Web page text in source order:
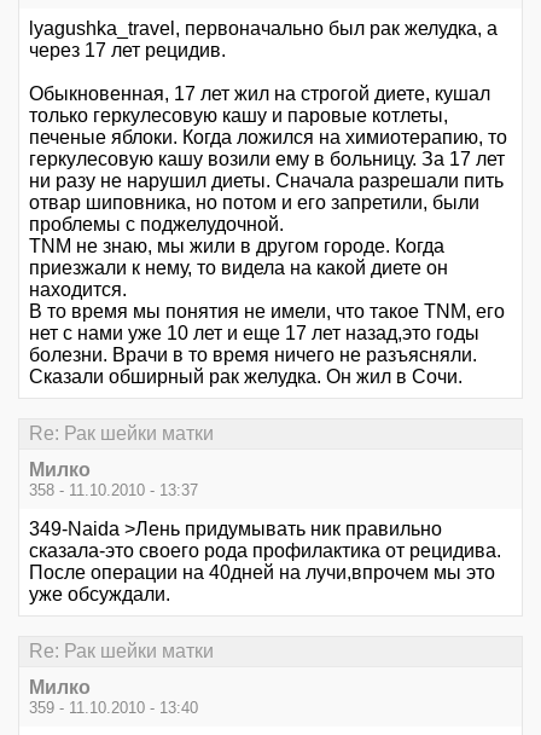
lyagushka_travel, первоначально был рак желудка, а
через 17 лет рецидив.
Обыкновенная, 17 лет жил на строгой диете, кушал
только геркулесовую кашу и паровые котлеты,
печеные яблоки. Когда ложился на химиотерапию, то
геркулесовую кашу возили ему в больницу. За 17 лет
ни разу не нарушил диеты. Сначала разрешали пить
отвар шиповника, но потом и его запретили, были
проблемы с поджелудочной.
TNM не знаю, мы жили в другом городе. Когда
приезжали к нему, то видела на какой диете он
находится.
В то время мы понятия не имели, что такое TNM, его
нет с нами уже 10 лет и еще 17 лет назад,это годы
болезни. Врачи в то время ничего не разъясняли.
Сказали обширный рак желудка. Он жил в Сочи.
Re: Рак шейки матки
Милко
358 - 11.10.2010 - 13:37
349-Naida >Лень придумывать ник правильно
сказала-это своего рода профилактика от рецидива.
После операции на 40дней на лучи,впрочем мы это
уже обсуждали.
Re: Рак шейки матки
Милко
359 - 11.10.2010 - 13:40